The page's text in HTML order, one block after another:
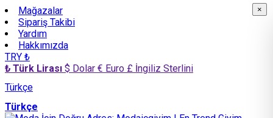
Mağazalar
Sipariş Takibi
Yardım
Hakkımızda
TRY ₺
₺ Türk Lirası $ Dolar € Euro £ İngiliz Sterlini
Türkçe
Türkçe
×
×